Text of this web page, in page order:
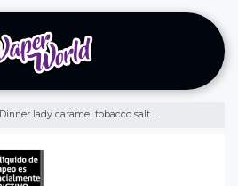
Dinner lady caramel tobacco salt 10ml - caramelo tabaco